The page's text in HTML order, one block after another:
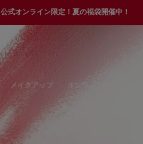
公式オンライン限定！夏の福袋開催中！
メイクアップ オンラインサービス